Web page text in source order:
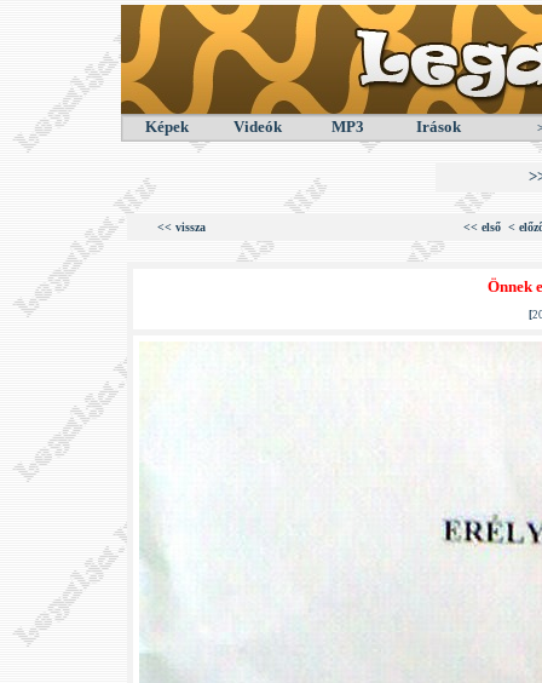
Képek Videók MP3 Irások
<< vissza << első <
Önnek
[